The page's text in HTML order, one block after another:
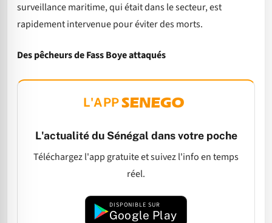
surveillance maritime, qui était dans le secteur, est
rapidement intervenue pour éviter des morts.
Des pêcheurs de Fass Boye attaqués
L'APP
L'actualité du Sénégal dans votre poche
Téléchargez l'app gratuite et suivez l'info en temps
réel.
DISPONIBLE SUR
Google Play